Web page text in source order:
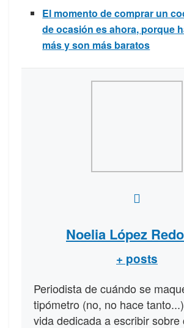
El momento de comprar un
de ocasión es ahora, porque
más y son más baratos
Noelia López
+ posts
Periodista de cuándo se
tipómetro (no, no hace
vida dedicada a escribir sobre